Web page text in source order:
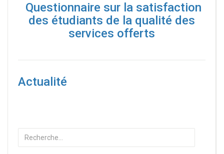
Questionnaire sur la satisfaction
des étudiants de la qualité des
services offerts
Actualité
Rechercher